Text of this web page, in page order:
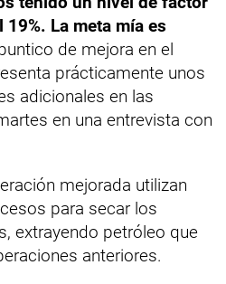
La meta mía es
de mejora en el
prácticamente unos
adicionales en las
en una entrevista con
mejorada utilizan
para secar los
extrayendo petróleo que
anteriores.